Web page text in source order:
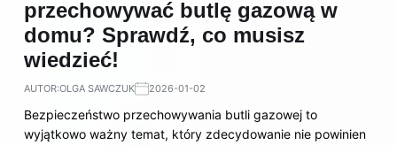
przechowywać butlę gazową w
domu? Sprawdź, co musisz
wiedzieć!
AUTOR:OLGA SAWCZUK 2026-01-02
Bezpieczeństwo przechowywania butli gazowej to
wyjątkowo ważny temat, który zdecydowanie nie powinien